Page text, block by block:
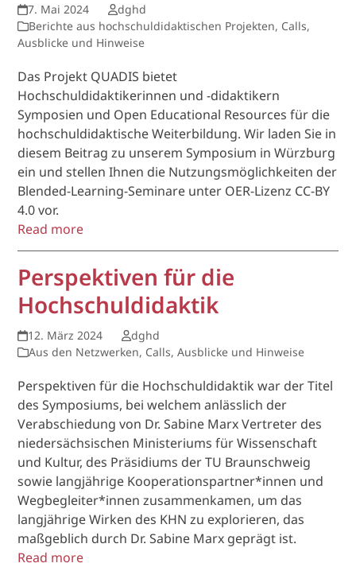
7. Mai 2024
dghd
Berichte aus hochschuldidaktischen Projekten, Calls,
Ausblicke und Hinweise
Das Projekt QUADIS bietet
Hochschuldidaktikerinnen und -didaktikern
Symposien und Open Educational Resources für die
hochschuldidaktische Weiterbildung. Wir laden Sie in
diesem Beitrag zu unserem Symposium in Würzburg
ein und stellen Ihnen die Nutzungsmöglichkeiten der
Blended-Learning-Seminare unter OER-Lizenz CC-BY
4.0 vor.
Read more
Perspektiven für die
Hochschuldidaktik
12. März 2024
dghd
Aus den Netzwerken, Calls, Ausblicke und Hinweise
Perspektiven für die Hochschuldidaktik war der Titel
des Symposiums, bei welchem anlässlich der
Verabschiedung von Dr. Sabine Marx Vertreter des
niedersächsischen Ministeriums für Wissenschaft
und Kultur, des Präsidiums der TU Braunschweig
sowie langjährige Kooperationspartner*innen und
Wegbegleiter*innen zusammenkamen, um das
langjährige Wirken des KHN zu explorieren, das
maßgeblich durch Dr. Sabine Marx geprägt ist.
Read more